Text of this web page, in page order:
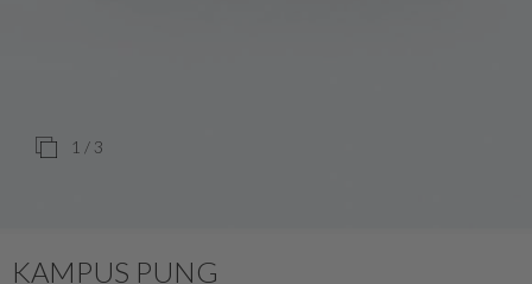
1 / 3
KAMPUS PUNG